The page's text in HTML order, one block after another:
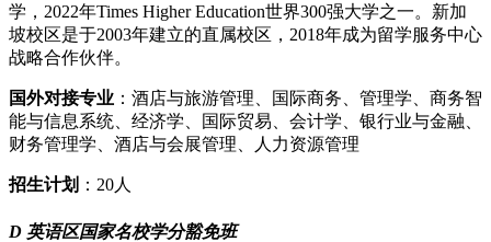
学，2022年Times Higher Education世界300强大学之一。新加
坡校区是于2003年建立的直属校区，2018年成为留学服务中心
战略合作伙伴。
国外对接专业 ：酒店与旅游管理、国际商务、管理学、商务智
能与信息系统、经济学、国际贸易、会计学、银行业与金融、
财务管理学、酒店与会展管理、人力资源管理
招生计划 ：20人
D 英语区国家名校学分豁免班